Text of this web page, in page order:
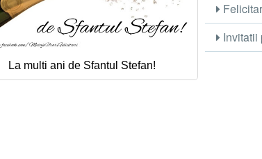
La multi ani de Sfantul Stefan!
Invitatii